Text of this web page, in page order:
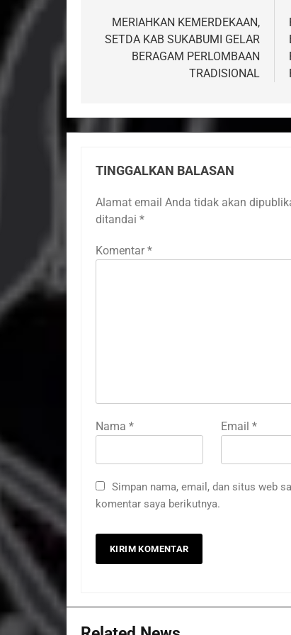
posMERIAHKAN KEMERDEKAAN,
SETDA KAB SUKABUMI GELAR
BERAGAM PERLOMBAAN
TRADISIONAL
TINGGALKAN BALASAN
Alamat email Anda tidak akan
ditandai *
Komentar *
Nama * Email*
Simpan nama, email, dan situs web
komentar saya berikutnya.